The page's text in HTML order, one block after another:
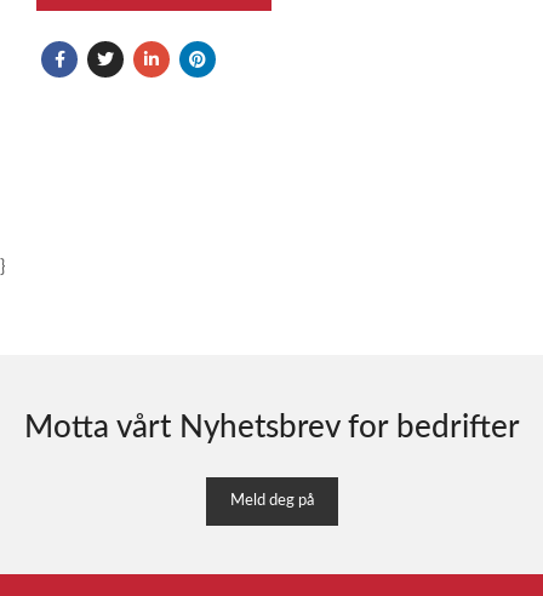
}
Motta vårt Nyhetsbrev for bedrifter
Meld deg på